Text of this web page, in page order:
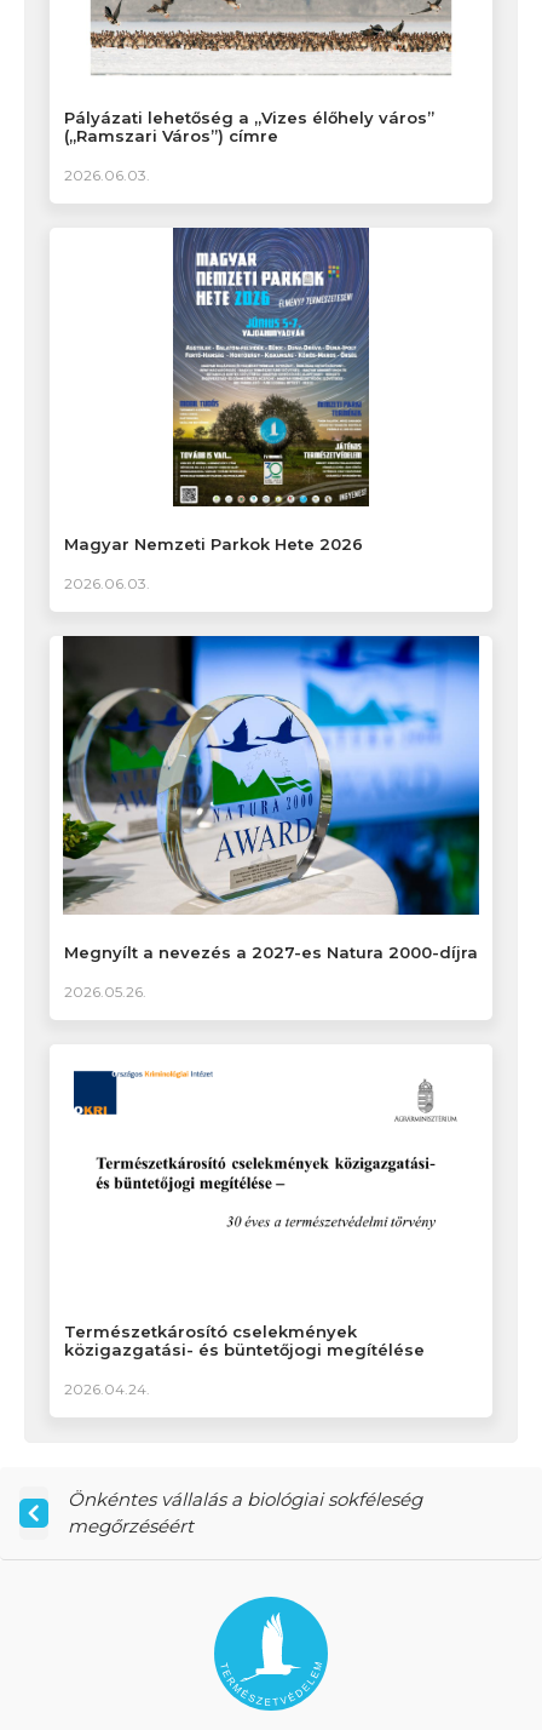
Pályázati lehetőség a „Vizes élőhely város”
(„Ramszari Város”) címre
2026.06.03.
Magyar Nemzeti Parkok Hete 2026
2026.06.03.
Megnyílt a nevezés a 2027-es Natura 2000-díjra
2026.05.26.
Természetkárosító cselekmények
közigazgatási- és büntetőjogi megítélése
2026.04.24.
Önkéntes vállalás a biológiai sokféleség
megőrzéséért